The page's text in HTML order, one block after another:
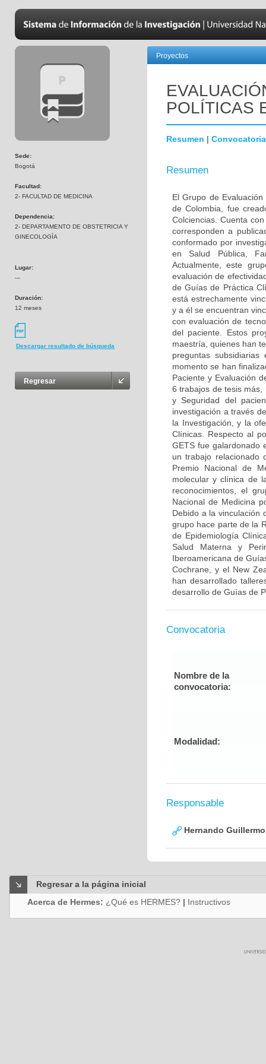
Sede:
Bogotá
Facultad:
2- FACULTAD DE MEDICINA
Dependencia:
2- DEPARTAMENTO DE OBSTETRICIA Y
GINECOLOGÍA
Lugar:
---
Duración:
12 meses
Descargar resultado de búsqueda
Regresar
Proyectos
POLÍTICAS
Resumen | Convocatoria
Resumen
El Grupo de
de Colombia, fue
Colciencias. Cuenta
corresponden a
conformado por
en Salud Pública,
Actualmente, este
evaluación de
de Guías de Práctica
está estrechamente
y a él se encuentran
con evaluación de
del paciente. Estos
maestría, quienes han
preguntas
momento se han
Paciente y Evaluación
6 trabajos de tesis más,
y Seguridad del
investigación a través
la Investigación, y la
Clínicas. Respecto al
GETS fue galardonado
un trabajo relacionado
Premio Nacional de
molecular y clínica de
reconocimientos, el
Nacional de Medicina
Debido a la vinculación
grupo hace parte de la
de Epidemiología
Salud Materna y
Iberoamericana de
Cochrane, y el New
han desarrollado
desarrollo de Guías de
Convocatoria
Nombre de la
convocatoria:
Modalidad:
Responsable
Hernando
Regresar a la página inicial
Acerca de Hermes: ¿Qué es HERMES? | Instructivos